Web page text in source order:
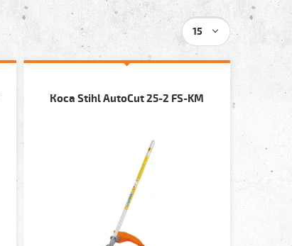
15
Коса Stihl AutoCut 25-2 FS-KM